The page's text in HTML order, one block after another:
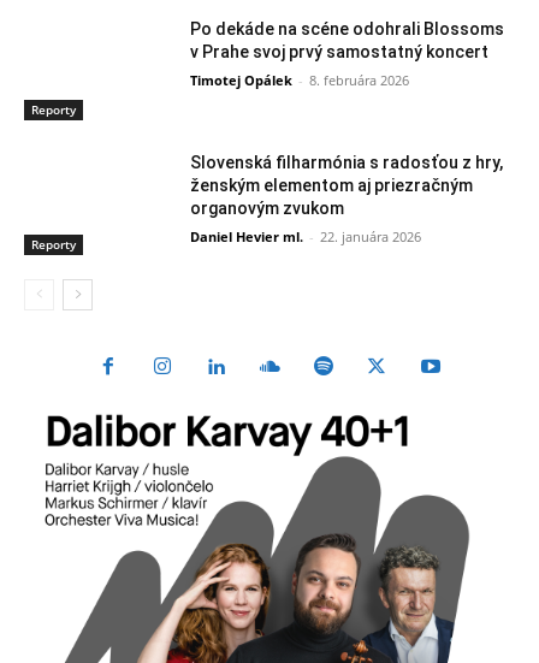
Reporty
Po dekáde na scéne odohrali Blossoms
v Prahe svoj prvý samostatný koncert
Timotej Opálek - 8. februára 2026
Reporty
Slovenská filharmónia s radosťou z hry,
ženským elementom aj priezračným
organovým zvukom
Daniel Hevier ml. - 22. januára 2026